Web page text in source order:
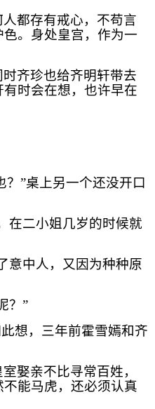
都存有戒心，不苟言
。身处皇宫，作为一
齐珍也给齐明轩带去
时会在想，也许早在
”桌上另一个还没开口
在二小姐几岁的时候就
意中人，又因为种种原
？”
想，三年前霍雪嫣和齐
娶亲不比寻常百姓，
能马虎，还必须认真